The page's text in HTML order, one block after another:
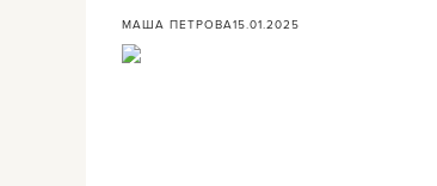
МАША ПЕТРОВА15.01.2025